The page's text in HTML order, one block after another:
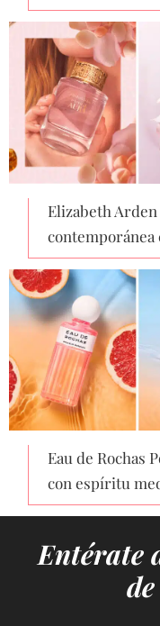
Elizabeth
contemporánea
Eau de Rochas
con espíritu
Entérate